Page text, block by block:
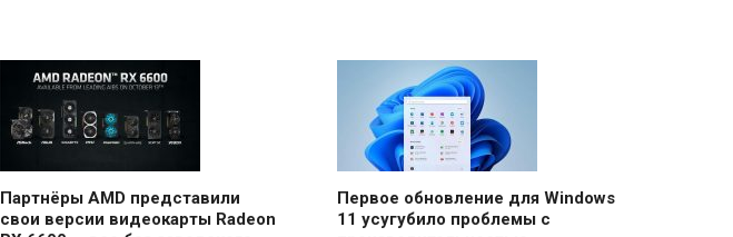
Партнёры AMD представили
свои версии видеокарты Radeon
Первое обновление для Windows
11 усугубило проблемы с